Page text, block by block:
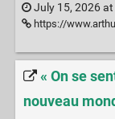
July 15, 2026 at
https://
« On se
nouveau